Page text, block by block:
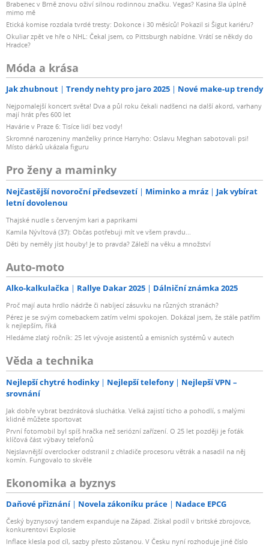
Brabenec v Brně znovu oživí silnou rodinnou značku. Vegas? Kasina šla úplně
mimo mě
Etická komise rozdala tvrdé tresty: Dokonce i 30 měsíců! Pokazil si Šigut kariéru?
Okuliar zpět ve hře o NHL: Čekal jsem, co Pittsburgh nabídne. Vrátí se někdy do
Hradce?
Móda a krása
Jak zhubnout Trendy nehty pro jaro 2025 Nové make-up trendy
Nejpomalejší koncert světa! Dva a půl roku čekali nadšenci na další akord, varhany
mají hrát přes 600 let
Havárie v Praze 6: Tisíce lidí bez vody!
Skromné narozeniny manželky prince Harryho: Oslavu Meghan sabotovali psi!
Místo dárků ukázala figuru
Pro ženy a maminky
Nejčastější novoroční předsevzetí Miminko a mráz
Jak vybírat
letní dovolenou
Thajské nudle s červeným kari a paprikami
Kamila Nývltová (37): Občas potřebuji mít ve všem pravdu...
Děti by neměly jíst houby! Je to pravda? Záleží na věku a množství
Auto-moto
Alko-kalkulačka Rallye Dakar 2025 Dálniční známka 2025
Proč mají auta hrdlo nádrže či nabíjecí zásuvku na různých stranách?
Pérez je se svým comebackem zatím velmi spokojen. Dokázal jsem, že stále patřím
k nejlepším, říká
Hledáme zlatý ročník: 25 let vývoje asistentů a emisních systémů v autech
Věda a technika
Nejlepší chytré hodinky Nejlepší telefony
Nejlepší VPN –
srovnání
Jak dobře vybrat bezdrátová sluchátka. Velká zajistí ticho a pohodlí, s malými
klidně můžete sportovat
První fotomobil byl spíš hračka než seriózní zařízení. O 25 let později je foťák
klíčová část výbavy telefonů
Nejslavnější overclocker odstranil z chladiče procesoru větrák a nasadil na něj
komín. Fungovalo to skvěle
Ekonomika a byznys
Daňové přiznání Novela zákoníku práce Nadace EPCG
Český byznysový tandem expanduje na Západ. Získal podíl v britské zbrojovce,
konkurentovi Explosie
Inflace klesla pod cíl, sazby přesto zůstanou. V Česku nyní rozhoduje jiné číslo